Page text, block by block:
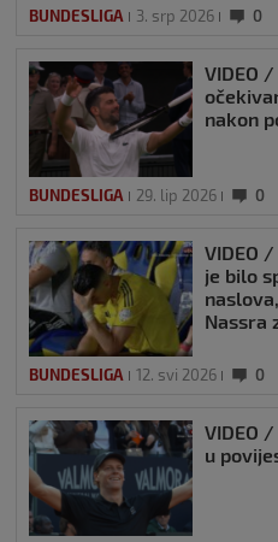
BUNDESLIGA 3. srp 2026 0
VIDEO
nakon
BUNDESLIGA 29. lip 2026 0
VIDEO
je bilo
Nassra
BUNDESLIGA 12. svi 2026 0
VIDEO
u